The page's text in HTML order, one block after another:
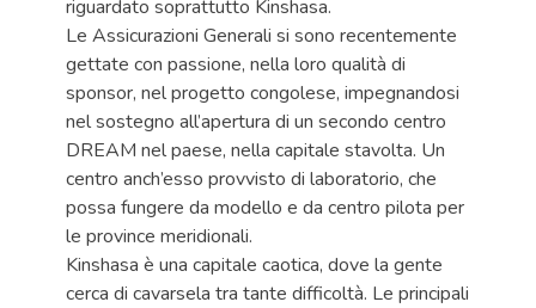
riguardato soprattutto Kinshasa.
Le Assicurazioni Generali si sono recentemente
gettate con passione, nella loro qualità di
sponsor, nel progetto congolese, impegnandosi
nel sostegno all’apertura di un secondo centro
DREAM nel paese, nella capitale stavolta. Un
centro anch’esso provvisto di laboratorio, che
possa fungere da modello e da centro pilota per
le province meridionali.
Kinshasa è una capitale caotica, dove la gente
cerca di cavarsela tra tante difficoltà. Le principali